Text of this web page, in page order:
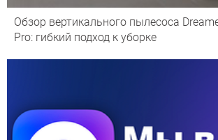
Обзор вертикального пылесоса
Pro: гибкий подход к уборке